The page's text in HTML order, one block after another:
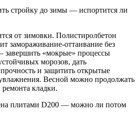
стройку до зимы — испортится ли
от зимовки. Полистиролбетон
замораживание-оттаивание без
завершить «мокрые» процессы
морозов, дать
и защитить открытые
Весной можно продолжать
кладки.
плитами D200 — можно ли потом